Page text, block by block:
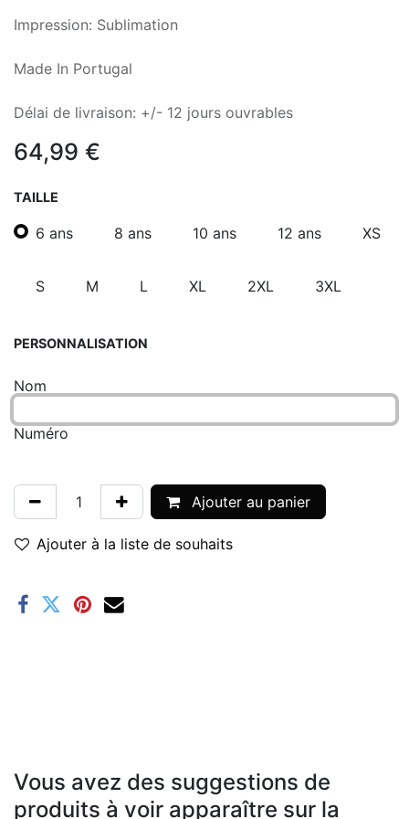
Impression: Sublimation
Made In Portugal
Délai de livraison: +/- 12 jours ouvrables
64,99 €
TAILLE
6 ans 8 ans 10 ans 12 ans XS
S M L XL 2XL 3XL
PERSONNALISATION
Nom
Numéro
Ajouter au panier
Ajouter à la liste de souhaits
Vous avez des suggestions de
produits à voir apparaître sur la